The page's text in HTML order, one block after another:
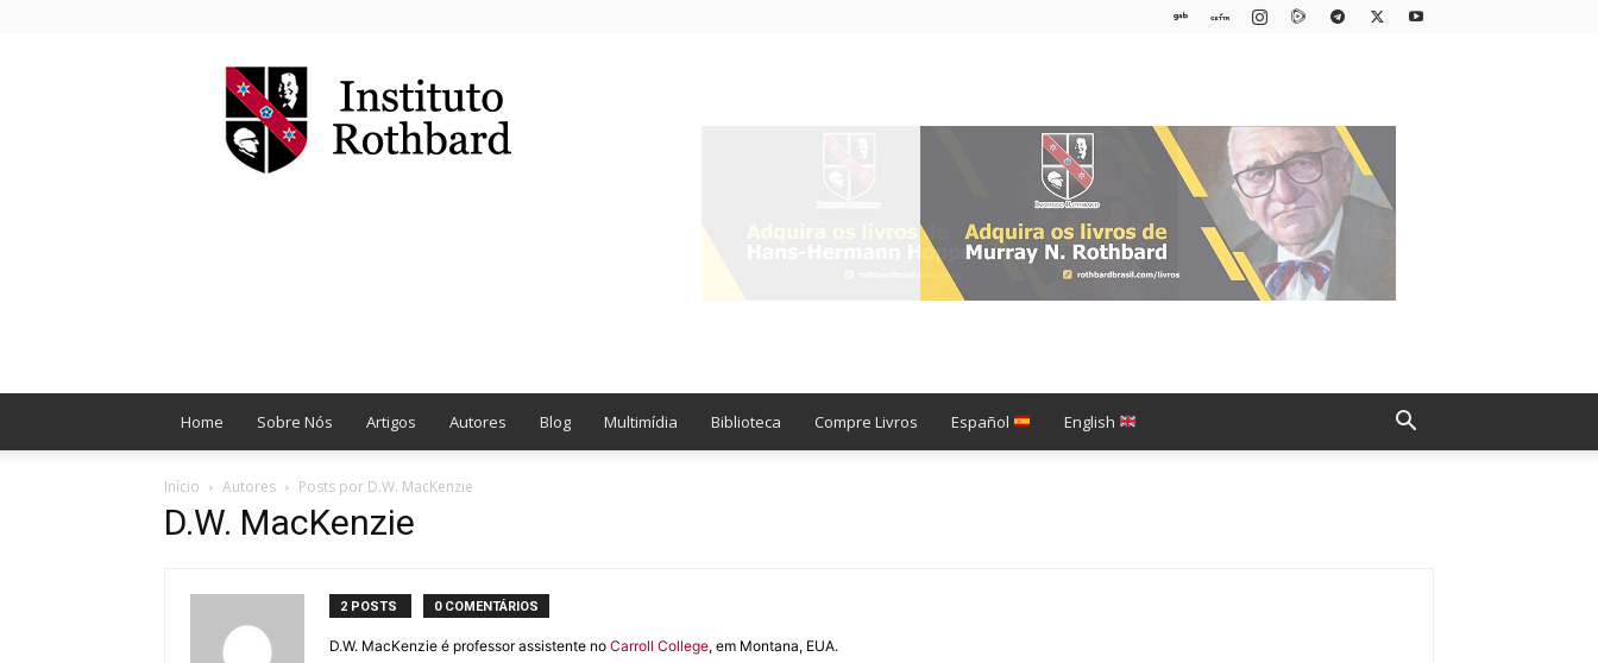
Instituto
Rothbard
Brasil
Home Sobre Nós Artigos Autores Blog Multimídia Biblioteca Compre Livros Español English
Início Autores Posts por D.W. MacKenzie
D.W. MacKenzie
2 POSTS 0 COMENTÁRIOS
D.W. MacKenzie é professor assistente no Carroll College, em Montana, EUA.